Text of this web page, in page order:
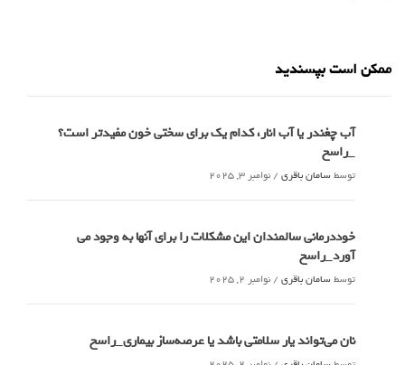
ممکن است بپسندید
آب چغندر یا آب انار، کدام‌ یک برای سختی خون مفیدتر است؟
_راسخ
توسطسامان باقری / نوامبر 3, 2025
خوددرمانی سالمندان این مشکلات را برای آنها به وجود می
آورد_راسخ
توسطسامان باقری / نوامبر 2, 2025
نان می‌تواند یار سلامتی باشد یا عرصه‌ساز بیماری_راسخ